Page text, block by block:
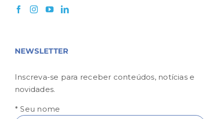
NEWSLETTER
Inscreva-se para receber conteúdos, notícias e
novidades.
* Seu nome